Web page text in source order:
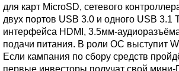
для карт MicroSD, сетевого
двух портов USB 3.0 и одного USB 3.1
интерфейса HDMI, 3.5мм-
подачи питания. В роли ОС выступит
Если кампания по сбору средств
первые инвесторы получат свой